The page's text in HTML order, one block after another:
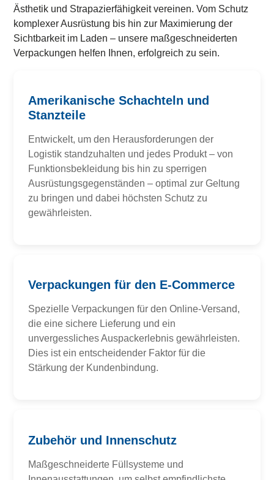
Ästhetik und Strapazierfähigkeit vereinen. Vom Schutz
komplexer Ausrüstung bis hin zur Maximierung der
Sichtbarkeit im Laden – unsere maßgeschneiderten
Verpackungen helfen Ihnen, erfolgreich zu sein.
Amerikanische Schachteln und
Stanzteile
Entwickelt, um den Herausforderungen der
Logistik standzuhalten und jedes Produkt – von
Funktionsbekleidung bis hin zu sperrigen
Ausrüstungsgegenständen – optimal zur Geltung
zu bringen und dabei höchsten Schutz zu
gewährleisten.
Verpackungen für den E-Commerce
Spezielle Verpackungen für den Online-Versand,
die eine sichere Lieferung und ein
unvergessliches Auspackerlebnis gewährleisten.
Dies ist ein entscheidender Faktor für die
Stärkung der Kundenbindung.
Zubehör und Innenschutz
Maßgeschneiderte Füllsysteme und